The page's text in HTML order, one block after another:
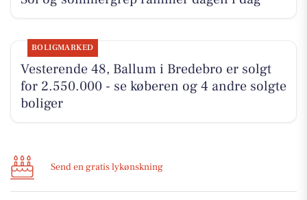
BOLIGMARKED
Vesterende 48, Ballum i Bredebro er solgt
for 2.550.000 - se køberen og 4 andre solgte
boliger
Send en gratis lykønskning